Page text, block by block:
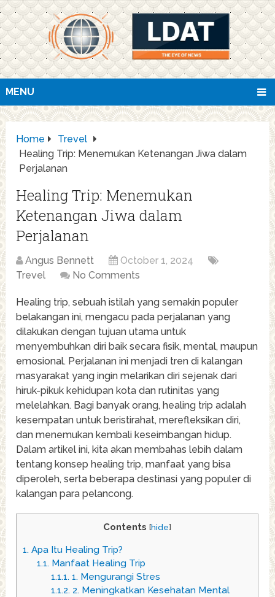
MENU
Home
Trevel
Healing Trip: Menemukan Ketenangan Jiwa dalam
Perjalanan
Healing Trip: Menemukan
Ketenangan Jiwa dalam
Perjalanan
Angus Bennett
October 1, 2024
Trevel
No Comments
Healing trip, sebuah istilah yang semakin populer
belakangan ini, mengacu pada perjalanan yang
dilakukan dengan tujuan utama untuk
menyembuhkan diri baik secara fisik, mental, maupun
emosional. Perjalanan ini menjadi tren di kalangan
masyarakat yang ingin melarikan diri sejenak dari
hiruk-pikuk kehidupan kota dan rutinitas yang
melelahkan. Bagi banyak orang, healing trip adalah
kesempatan untuk beristirahat, merefleksikan diri,
dan menemukan kembali keseimbangan hidup.
Dalam artikel ini, kita akan membahas lebih dalam
tentang konsep healing trip, manfaat yang bisa
diperoleh, serta beberapa destinasi yang populer di
kalangan para pelancong.
Contents [hide]
1. Apa Itu Healing Trip?
1.1.Manfaat Healing Trip
1.1.1.1. Mengurangi Stres
1.1.2.2. Meningkatkan Kesehatan Mental